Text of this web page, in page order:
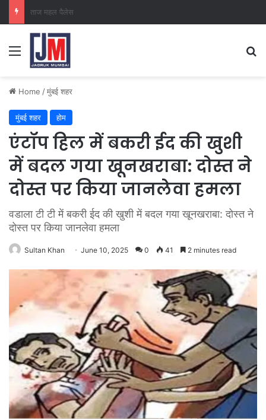
क्राइम ब्रांच कक्ष-2
Home /मुंबई शहर
मुंबई शहर होम
एंटॉप हिल में बकरी ईद की खुशी
में बदल गया खूनखराबा: दोस्त ने
दोस्त पर किया जानलेवा हमला
वडाला टी टी में बकरी ईद की खुशी में बदल गया खूनखराबा: दोस्त ने
दोस्त पर किया जानलेवा हमला
Sultan Khan June 10, 2025 0 41 2 minutes read